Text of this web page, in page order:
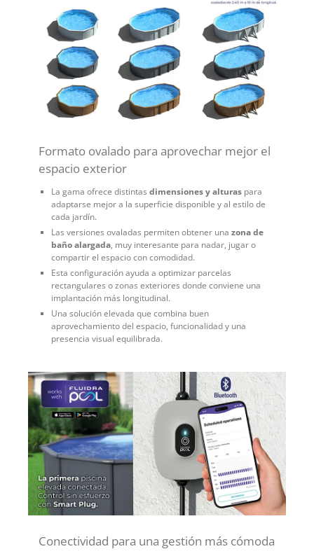
Formato ovalado para aprovechar mejor el
espacio exterior
La gama ofrece distintas dimensiones y alturas para
adaptarse mejor a la superficie disponible y al estilo de
cada jardín.
Las versiones ovaladas permiten obtener una zona de
baño alargada, muy interesante para nadar, jugar o
compartir el espacio con comodidad.
Esta configuración ayuda a optimizar parcelas
rectangulares o zonas exteriores donde conviene una
implantación más longitudinal.
Una solución elevada que combina buen
aprovechamiento del espacio, funcionalidad y una
presencia visual equilibrada.
Conectividad para una gestión más cómoda